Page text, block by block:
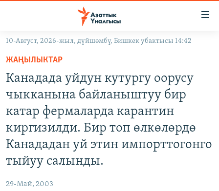
Навигацияга
өтүңүз
Издөөгө
салыңыз
ДҮЙНӨ
ТВ ПРОГРАММАЛАР
БҮГҮН АЗАТТЫКТА
ПОДКАСТ
10-Август, 2026-жыл, дүйшөмбү, Бишкек убактысы 14:42
ЖАҢЫЛЫКТАР
Канадада уйдун кутургу оорусу
чыкканына байланыштуу бир
катар фермаларда карантин
киргизилди. Бир топ өлкөлөрдө
Канададан уй этин импорттогонго
тыйуу салынды.
29-Май, 2003